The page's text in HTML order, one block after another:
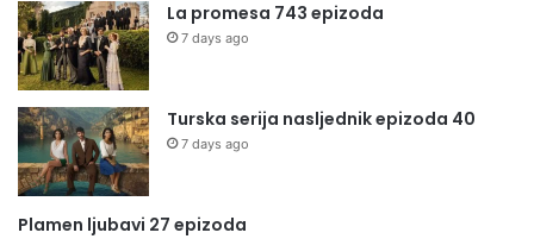
La promesa 743 epizoda
7 days ago
Turska serija nasljednik epizoda 40
7 days ago
Plamen ljubavi 27 epizoda